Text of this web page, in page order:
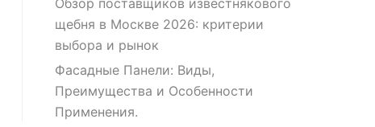
Обзор поставщиков известнякового
щебня в Москве 2026: критерии
выбора и рынок
Фасадные Панели: Виды,
Преимущества и Особенности
Применения.